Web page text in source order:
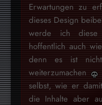
Erwartungen zu
dieses Design
werde ich diese
hoffentlich auch
denn es ist
weiterzumachen
selbst, wie er
die Inhalte aber